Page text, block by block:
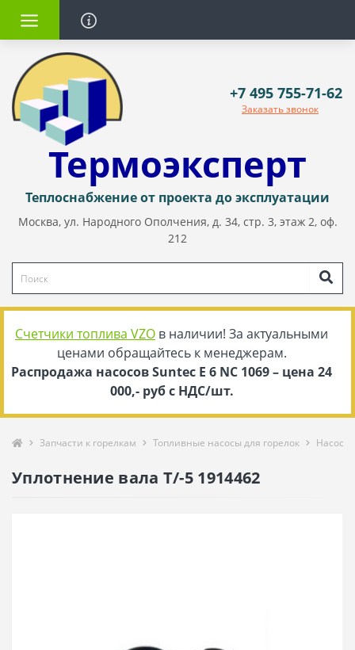
Термоэксперт
Теплоснабжение от проекта до эксплуатации
Москва, ул. Народного Ополчения, д. 34, стр. 3, этаж 2, оф.
212
+7 495 755-71-62
Заказать звонок
Счетчики топлива VZO в наличии! За актуальными
ценами обращайтесь к менеджерам.
Распродажа насосов Suntec E 6 NC 1069 – цена 24
000,- руб с НДС/шт.
Запчасти к горелкам Топливные насосы для горелок Насосы
Уплотнение вала T/-5 1914462